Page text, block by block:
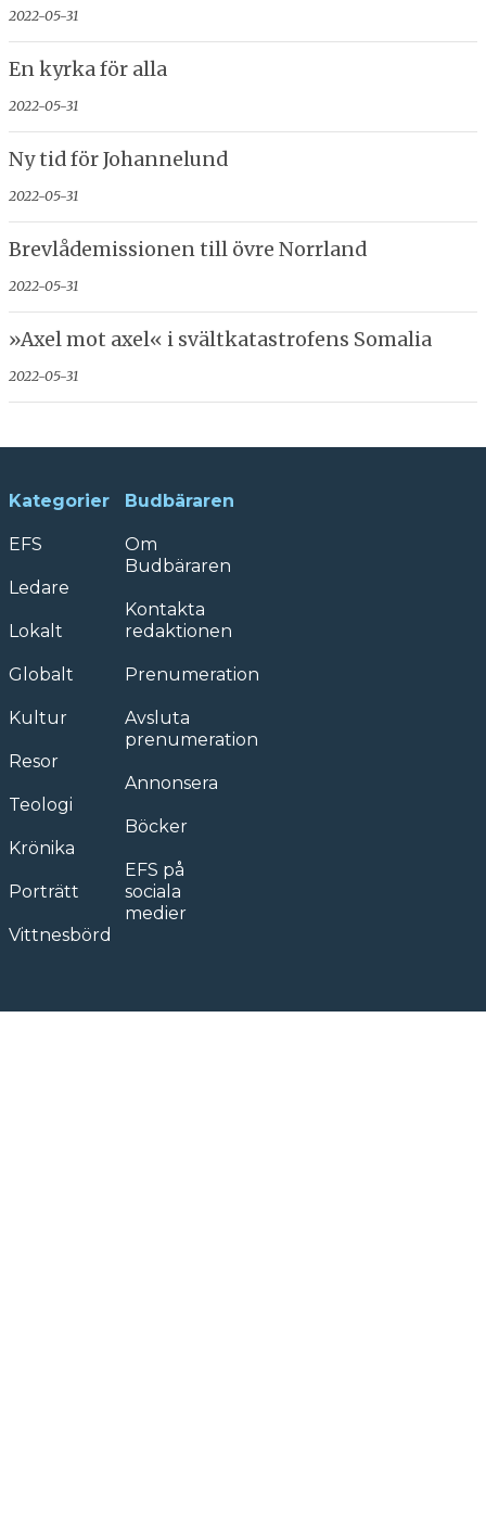
2022-05-31
En kyrka för alla
2022-05-31
Ny tid för Johannelund
2022-05-31
Brevlådemissionen till övre Norrland
2022-05-31
»Axel mot axel« i svält­katastrofens Somalia
2022-05-31
Kategorier
EFS
Ledare
Lokalt
Globalt
Kultur
Resor
Teologi
Krönika
Porträtt
Vittnesbörd
Budbäraren
Om
Budbäraren
Kontakta
redaktionen
Prenumeration
Avsluta
prenumeration
Annonsera
Böcker
EFS på
sociala
medier